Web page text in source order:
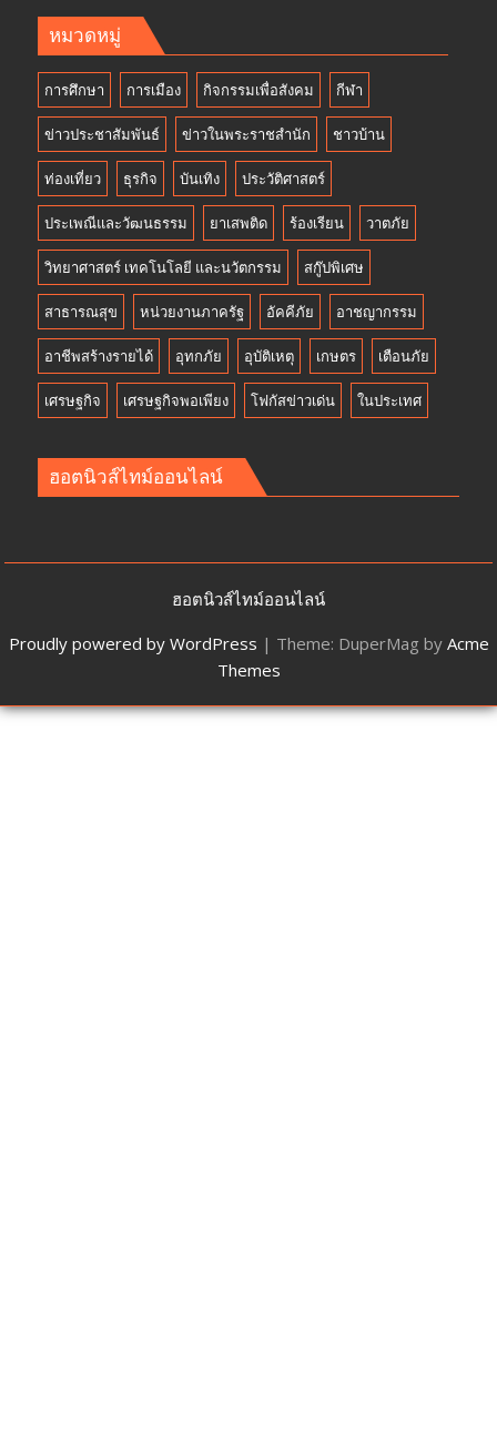
หมวดหมู่
การศึกษา การเมือง กิจกรรมเพื่อสังคม กีฬา
ข่าวประชาสัมพันธ์ ข่าวในพระราชสำนัก ชาวบ้าน
ท่องเที่ยว ธุรกิจ บันเทิง ประวัติศาสตร์
ประเพณีและวัฒนธรรม ยาเสพติด ร้องเรียน วาตภัย
วิทยาศาสตร์ เทคโนโลยี และนวัตกรรม สกู๊ปพิเศษ
สาธารณสุข หน่วยงานภาครัฐ อัคคีภัย อาชญากรรม
อาชีพสร้างรายได้ อุทกภัย อุบัติเหตุ เกษตร เตือนภัย
เศรษฐกิจ เศรษฐกิจพอเพียง โฟกัสข่าวเด่น ในประเทศ
ฮอตนิวส์ไทม์ออนไลน์
ฮอตนิวส์ไทม์ออนไลน์
Proudly powered by WordPress | Theme: DuperMag by Acme
Themes